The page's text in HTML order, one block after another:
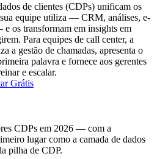
de clientes (CDPs) unificam os
sua equipe utiliza — CRM, análises, e-
os transformam em insights em
Para equipes de call center, a
a gestão de chamadas, apresenta o
palavra e fornece aos gerentes
e escalar.
Grátis
CDPs em 2026 — com a
lugar como a camada de dados
pilha de CDP.